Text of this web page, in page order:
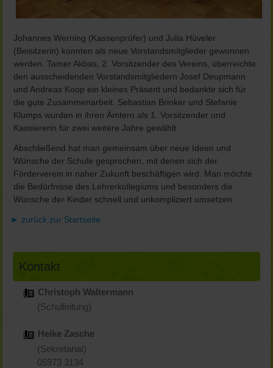
Johannes Werning (Kassenprüfer) und Julia Hüveler
(Beisitzerin) konnten als neue Vorstandsmitglieder gewonnen
werden. Tamer Akbas, 2. Vorsitzender des Vereins, überreichte
den ausscheidenden Vorstandsmitgliedern Josef Deupmann
und Andreas Koop ein kleines Präsent und bedankte sich für
die gute Zusammenarbeit. Sebastian Brinker und Stefanie
Klumps wurden in ihren Ämtern als 1. Vorsitzender und
Kassiererin für zwei weitere Jahre gewählt.
Abschließend hat man gemeinsam über neue Ideen und
Wünsche der Schule gesprochen, mit denen sich der
Förderverein in naher Zukunft beschäftigen wird. Man möchte
die Bedürfnisse des Lehrerkollegiums und besonders die
Wünsche der Kinder schnell und unkompliziert umsetzen.
► zurück zur Startseite
Kontakt
Christoph Waltermann
(Schulleitung)
Heike Zasche
(Sekretariat)
05973 3134